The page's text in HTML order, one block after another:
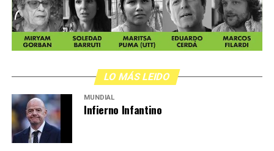
LO MÁS LEIDO
MUNDIAL
Infierno Infantino